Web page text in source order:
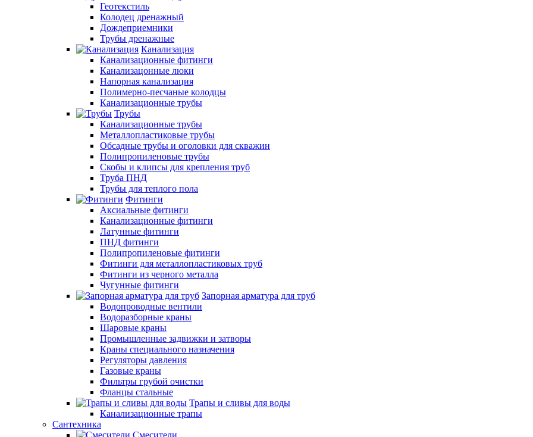
Геотекстиль
Колодец дренажный
Дождеприемники
Трубы дренажные
Канализация
Канализационные фитинги
Канализацонные люки
Напорная канализация
Полимерно-песчаные колодцы
Канализационные трубы
Трубы
Канализационные трубы
Металлопластиковые трубы
Обсадные трубы и оголовки для скважин
Полипропиленовые трубы
Скобы и клипсы для крепления труб
Труба ПНД
Трубы для теплого пола
Фитинги
Аксиальные фитинги
Канализационные фитинги
Латунные фитинги
ПНД фитинги
Полипропиленовые фитинги
Фитинги для металлопластиковых труб
Фитинги из черного металла
Чугунные фитинги
Запорная арматура для труб
Водопроводные вентили
Водоразборные краны
Шаровые краны
Промышленные задвижки и затворы
Краны специального назначения
Регуляторы давления
Газовые краны
Фильтры грубой очистки
Фланцы стальные
Трапы и сливы для воды
Канализационные трапы
Сантехника
Смесители